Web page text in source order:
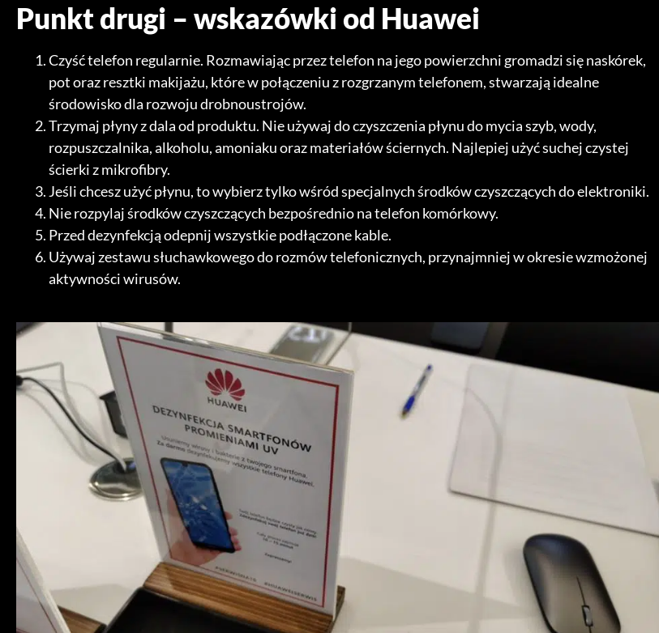
Punkt drugi – wskazówki od Huawei
Czyść telefon regularnie. Rozmawiając przez telefon na jego powierzchni gromadzi się naskórek,
pot oraz resztki makijażu, które w połączeniu z rozgrzanym telefonem, stwarzają idealne
środowisko dla rozwoju drobnoustrojów.
Trzymaj płyny z dala od produktu. Nie używaj do czyszczenia płynu do mycia szyb, wody,
rozpuszczalnika, alkoholu, amoniaku oraz materiałów ściernych. Najlepiej użyć suchej czystej
ścierki z mikrofibry.
Jeśli chcesz użyć płynu, to wybierz tylko wśród specjalnych środków czyszczących do elektroniki.
Nie rozpylaj środków czyszczących bezpośrednio na telefon komórkowy.
Przed dezynfekcją odepnij wszystkie podłączone kable.
Używaj zestawu słuchawkowego do rozmów telefonicznych, przynajmniej w okresie wzmożonej
aktywności wirusów.